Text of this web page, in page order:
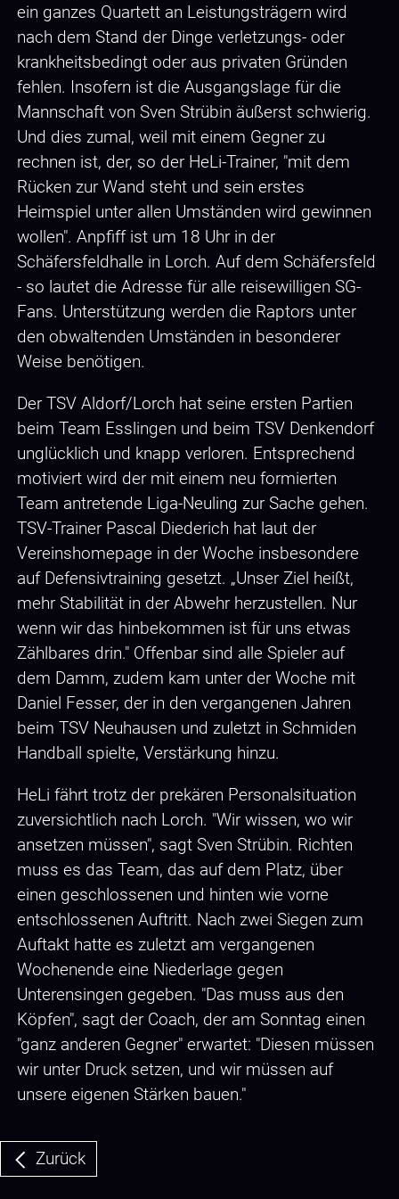
ein ganzes Quartett an Leistungsträgern wird
nach dem Stand der Dinge verletzungs- oder
krankheitsbedingt oder aus privaten Gründen
fehlen. Insofern ist die Ausgangslage für die
Mannschaft von Sven Strübin äußerst schwierig.
Und dies zumal, weil mit einem Gegner zu
rechnen ist, der, so der HeLi-Trainer, "mit dem
Rücken zur Wand steht und sein erstes
Heimspiel unter allen Umständen wird gewinnen
wollen". Anpfiff ist um 18 Uhr in der
Schäfersfeldhalle in Lorch. Auf dem Schäfersfeld
- so lautet die Adresse für alle reisewilligen SG-
Fans. Unterstützung werden die Raptors unter
den obwaltenden Umständen in besonderer
Weise benötigen.
Der TSV Aldorf/Lorch hat seine ersten Partien
beim Team Esslingen und beim TSV Denkendorf
unglücklich und knapp verloren. Entsprechend
motiviert wird der mit einem neu formierten
Team antretende Liga-Neuling zur Sache gehen.
TSV-Trainer Pascal Diederich hat laut der
Vereinshomepage in der Woche insbesondere
auf Defensivtraining gesetzt. „Unser Ziel heißt,
mehr Stabilität in der Abwehr herzustellen. Nur
wenn wir das hinbekommen ist für uns etwas
Zählbares drin." Offenbar sind alle Spieler auf
dem Damm, zudem kam unter der Woche mit
Daniel Fesser, der in den vergangenen Jahren
beim TSV Neuhausen und zuletzt in Schmiden
Handball spielte, Verstärkung hinzu.
HeLi fährt trotz der prekären Personalsituation
zuversichtlich nach Lorch. "Wir wissen, wo wir
ansetzen müssen", sagt Sven Strübin. Richten
muss es das Team, das auf dem Platz, über
einen geschlossenen und hinten wie vorne
entschlossenen Auftritt. Nach zwei Siegen zum
Auftakt hatte es zuletzt am vergangenen
Wochenende eine Niederlage gegen
Unterensingen gegeben. "Das muss aus den
Köpfen", sagt der Coach, der am Sonntag einen
"ganz anderen Gegner" erwartet: "Diesen müssen
wir unter Druck setzen, und wir müssen auf
unsere eigenen Stärken bauen."
Zurück